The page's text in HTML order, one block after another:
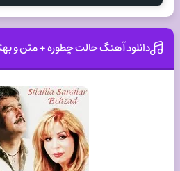
دانلود آهنگ حالت چطوره + متن و